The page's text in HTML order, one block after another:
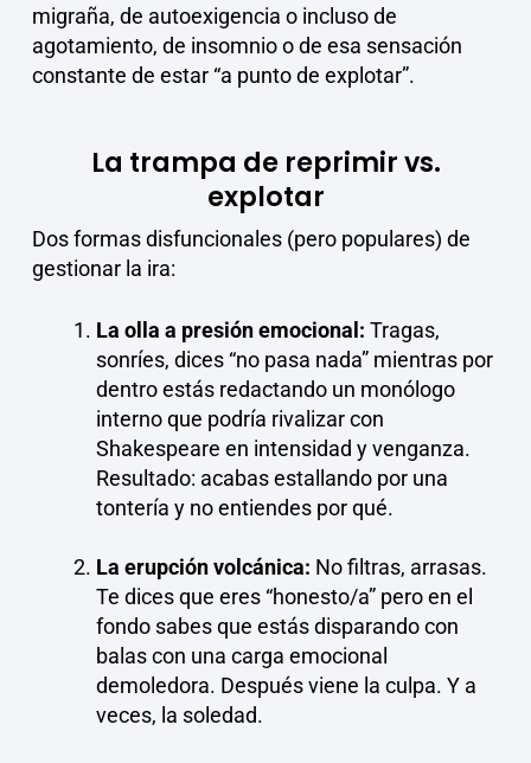
migraña, de autoexigencia o incluso de
agotamiento, de insomnio o de esa sensación
constante de estar “a punto de explotar”.
La trampa de reprimir vs.
explotar
Dos formas disfuncionales (pero populares) de
gestionar la ira:
La olla a presión emocional: Tragas,
sonríes, dices “no pasa nada” mientras por
dentro estás redactando un monólogo
interno que podría rivalizar con
Shakespeare en intensidad y venganza.
Resultado: acabas estallando por una
tontería y no entiendes por qué.
La erupción volcánica: No filtras, arrasas.
Te dices que eres “honesto/a” pero en el
fondo sabes que estás disparando con
balas con una carga emocional
demoledora. Después viene la culpa. Y a
veces, la soledad.